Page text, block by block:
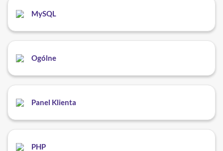
MySQL
Ogólne
Panel Klienta
PHP